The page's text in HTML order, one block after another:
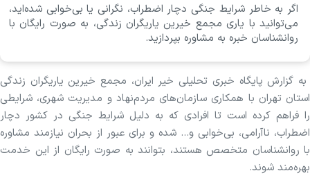
اگر به خاطر شرایط جنگی دچار اضطراب، نگرانی یا بی‌خوابی شده‌اید،
می‌توانید با یاری مجمع خیرین یاریگران زندگی، به صورت رایگان با
روانشناسان خبره به مشاوره بپردازید.
به گزارش پایگاه خبری تحلیلی خیر ایران، مجمع خیرین یاریگران زندگی
استان تهران با همکاری سازمان‌های مردم‌نهاد و مدیریت شهری، شرایطی
را فراهم کرده است تا افرادی که به دلیل شرایط جنگی در کشور دچار
اضطراب، ناآرامی، بی‌خوابی و... شده و برای عبور از بحران نیازمند مشاوره
با روانشناسان متخصص هستند، بتوانند به صورت رایگان از این خدمت
بهره‌مند شوند.